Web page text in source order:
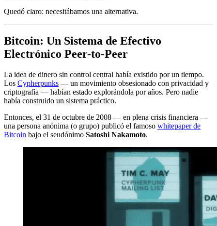
Quedó claro: necesitábamos una alternativa.
Bitcoin: Un Sistema de Efectivo
Electrónico Peer-to-Peer
La idea de dinero sin control central había existido por un tiempo.
Los Cypherpunks — un movimiento obsesionado con privacidad y
criptografía — habían estado explorándola por años. Pero nadie
había construido un sistema práctico.
Entonces, el 31 de octubre de 2008 — en plena crisis financiera —
una persona anónima (o grupo) publicó el famoso whitepaper de
Bitcoin bajo el seudónimo Satoshi Nakamoto.